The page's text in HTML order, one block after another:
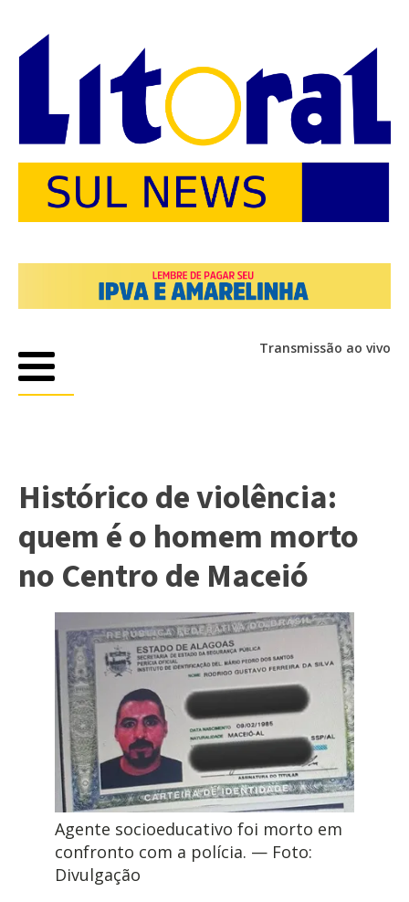
Transmissão ao vivo
Histórico de violência:
quem é o homem morto
no Centro de Maceió
Agente socioeducativo foi morto em
confronto com a polícia. — Foto:
Divulgação